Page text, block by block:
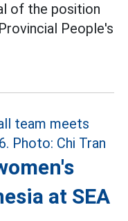
of the position
People's
at SEA